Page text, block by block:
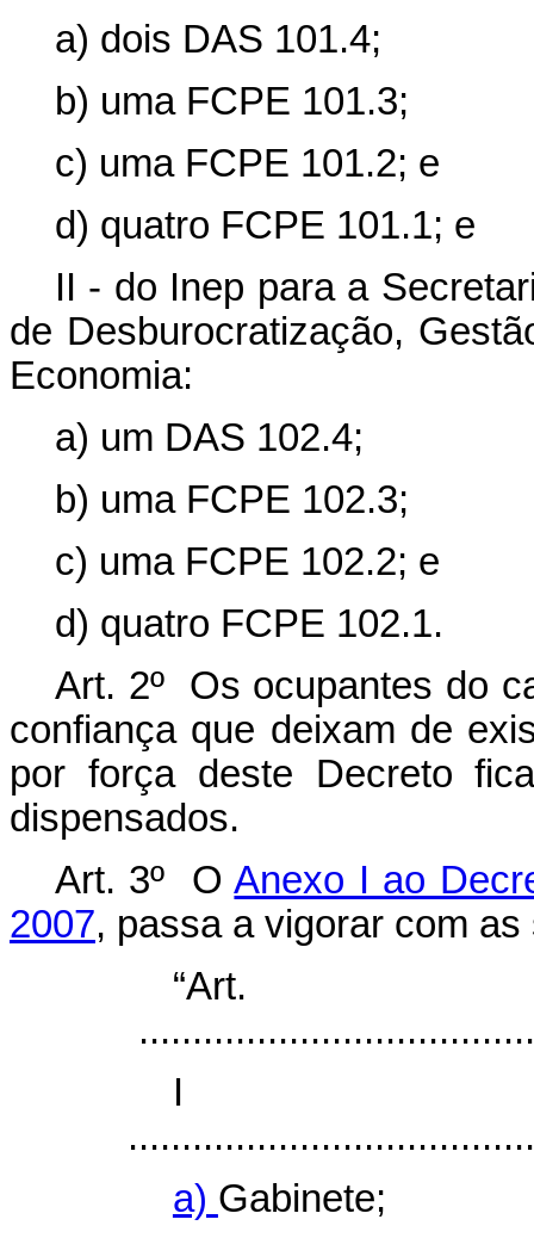
a) dois DAS 101.4;
b) uma FCPE 101.3;
c) uma FCPE 101.2; e
d) quatro FCPE 101.1; e
II - do Inep para a
de Desburocratização,
Economia:
a) um DAS 102.4;
b) uma FCPE 102.3;
c) uma FCPE 102.2; e
d) quatro FCPE 102.1.
Art. 2º Os ocupantes do
confiança que deixam de
por força deste Decreto
dispensados.
Art. 3º OAnexo I ao
2007, passa a vigorar com
I
a) Gabinete;